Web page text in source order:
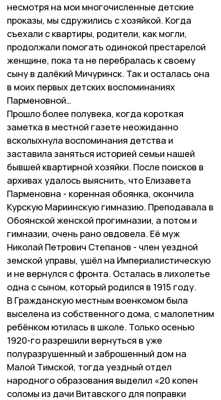
несмотря на мои многочисленные детские
проказы, мы сдружились с хозяйкой. Когда
съехали с квартиры, родители, как могли,
продолжали помогать одинокой престарелой
женщине, пока та не перебралась к своему
сыну в далёкий Мичуринск. Так и осталась она
в моих первых детских воспоминаниях
Парменовной…
Прошло более полувека, когда короткая
заметка в местной газете неожиданно
всколыхнула воспоминания детства и
заставила заняться историей семьи нашей
бывшей квартирной хозяйки. После поисков в
архивах удалось выяснить, что Елизавета
Парменовна - коренная обоянка, окончила
Курскую Мариинскую гимназию. Преподавала в
Обоянской женской прогимназии, а потом и
гимназии, очень рано овдовела. Её муж
Николай Петрович Степанов - член уездной
земской управы, ушёл на Империалистическую
и не вернулся с фронта. Осталась в лихолетье
одна с сыном, который родился в 1915 году.
В Гражданскую местным военкомом была
выселена из собственного дома, с малолетним
ребёнком ютилась в школе. Только осенью
1920-го разрешили вернуться в уже
полуразрушенный и заброшенный дом на
Малой Тимской, тогда уездный отдел
народного образования выделил «20 копен
соломы из дачи Витавского для поправки